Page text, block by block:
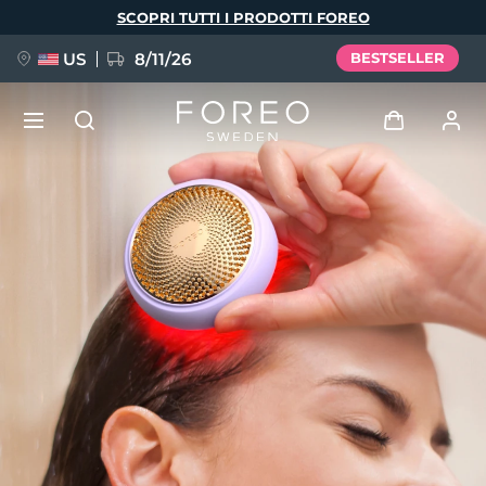
SCOPRI TUTTI I PRODOTTI FOREO
US 8/11/26 BESTSELLER
Accedi
Profilo utente
I miei dispositivi
I miei ordini
I miei indirizzi
I miei abbonamenti
FAQ™ Pure Beauty-Tech Elixir
BREAKING NEWS
issa™ Teeth Whitening Set
Deutsch
Español
Français
Italiano
Português
Polski
Svenska
Русский
Türkçe
简体中文 繁體中文